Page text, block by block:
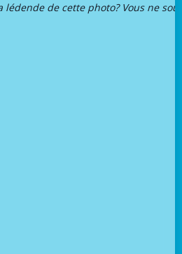
lédende de cette photo? Vous ne